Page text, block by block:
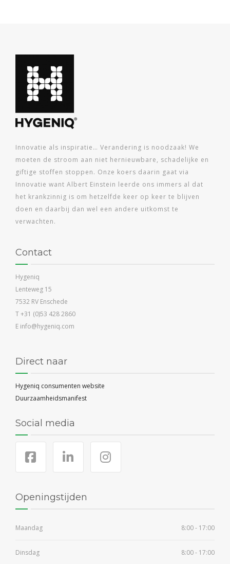
Innovatie als inspiratie… Verandering is noodzaak! We
moeten de stroom aan niet hernieuwbare, schadelijke en
giftige stoffen stoppen. Onze koers daarin gaat via
Innovatie want Albert Einstein leerde ons immers al dat
het krankzinnig is om hetzelfde keer op keer te blijven
doen en daarbij dan wel een andere uitkomst te
verwachten.
Contact
Hygeniq
Lenteweg 15
7532 RV Enschede
T +31 (0)53 428 2860
E info@hygeniq.com
Direct naar
Hygeniq consumenten website
Duurzaamheidsmanifest
Social media
Openingstijden
Maandag 8:00 - 17:00
Dinsdag 8:00 - 17:00